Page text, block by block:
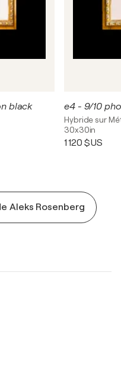
black e4 - 9/10
Hybride sur
30x30in
1 120 $US
Aleks Rosenberg